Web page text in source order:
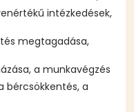
intézkedések,
megtagadása,
a munkavégzés
bércsökkentés, a